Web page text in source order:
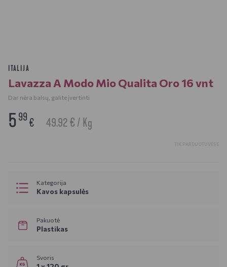
ITALIJA
Lavazza A Modo Mio Qualita Oro 16 vnt
Dar nėra balsų, galite įvertinti
599€ 49.92 € / Kg
Kategorija
Kavos kapsulės
Pakuotė
Plastikas
Svoris